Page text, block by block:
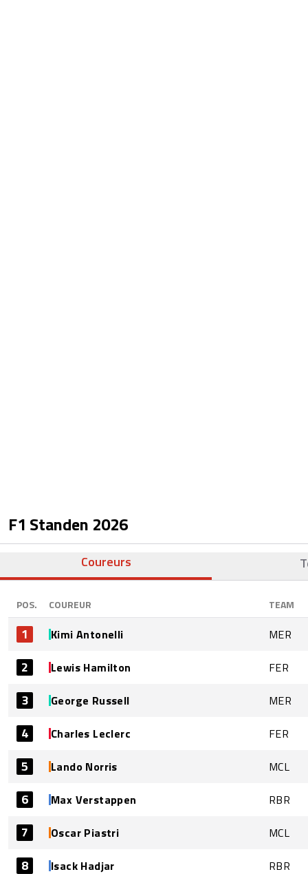
F1 Standen 2026
Coureurs
POS. COUREUR TEAM
1 Kimi Antonelli MER
2 Lewis Hamilton FER
3 George Russell MER
4 Charles Leclerc FER
5 Lando Norris MCL
6 Max Verstappen RBR
7 Oscar Piastri MCL
8 Isack Hadjar RBR